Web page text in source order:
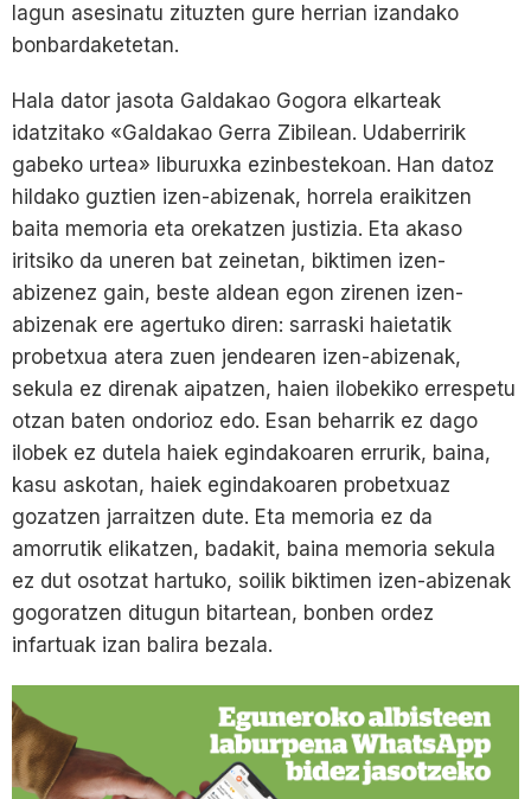
lagun asesinatu zituzten gure herrian izandako
bonbardaketetan.
Hala dator jasota Galdakao Gogora elkarteak
idatzitako «Galdakao Gerra Zibilean. Udaberririk
gabeko urtea» liburuxka ezinbestekoan. Han datoz
hildako guztien izen-abizenak, horrela eraikitzen
baita memoria eta orekatzen justizia. Eta akaso
iritsiko da uneren bat zeinetan, biktimen izen-
abizenez gain, beste aldean egon zirenen izen-
abizenak ere agertuko diren: sarraski haietatik
probetxua atera zuen jendearen izen-abizenak,
sekula ez direnak aipatzen, haien ilobekiko errespetu
otzan baten ondorioz edo. Esan beharrik ez dago
ilobek ez dutela haiek egindakoaren errurik, baina,
kasu askotan, haiek egindakoaren probetxuaz
gozatzen jarraitzen dute. Eta memoria ez da
amorrutik elikatzen, badakit, baina memoria sekula
ez dut osotzat hartuko, soilik biktimen izen-abizenak
gogoratzen ditugun bitartean, bonben ordez
infartuak izan balira bezala.